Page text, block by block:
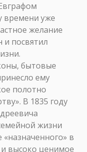
времени уже
желание
и посвятил
бытовые
ему
полотно
В 1835 году
жизни
в
высоко ценимое